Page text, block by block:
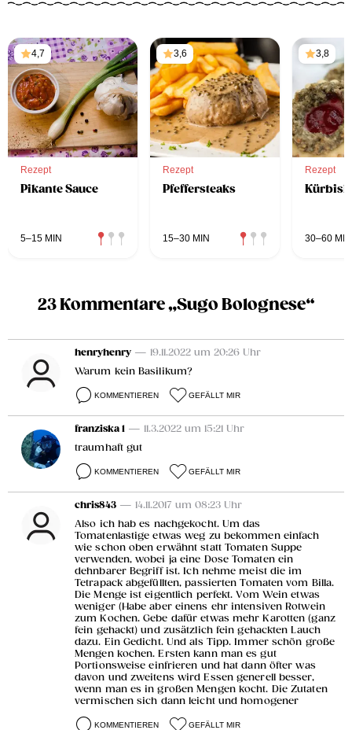
4,7
Rezept
Pikante Sauce
5–15 MIN
3,6
Rezept
Pfeffersteaks
15–30 MIN
3,8
Rezept
30–60 MIN
23 Kommentare „Sugo Bolognese“
henryhenry — 19.11.2022 um 20:26 Uhr
Warum kein Basilikum?
KOMMENTIEREN GEFÄLLT MIR
franziska 1 — 11.3.2022 um 15:21 Uhr
traumhaft gut
KOMMENTIEREN GEFÄLLT MIR
chris843 — 14.11.2017 um 08:23 Uhr
Also ich hab es nachgekocht. Um das
Tomatenlastige etwas weg zu bekommen einfach
wie schon oben erwähnt statt Tomaten Suppe
verwenden, wobei ja eine Dose Tomaten ein
dehnbarer Begriff ist. Ich nehme meist die im
Tetrapack abgefüllten, passierten Tomaten vom Billa.
Die Menge ist eigentlich perfekt. Vom Wein etwas
weniger (Habe aber einens ehr intensiven Rotwein
zum Kochen. Gebe dafür etwas mehr Karotten (ganz
fein gehackt) und zusätzlich fein gehackten Lauch
dazu. Ein Gedicht. Und als Tipp. Immer schön große
Mengen kochen. Ersten kann man es gut
Portionsweise einfrieren und hat dann öfter was
davon und zweitens wird Essen generell besser,
wenn man es in großen Mengen kocht. Die Zutaten
vermischen sich dann leicht und homogener
KOMMENTIEREN GEFÄLLT MIR